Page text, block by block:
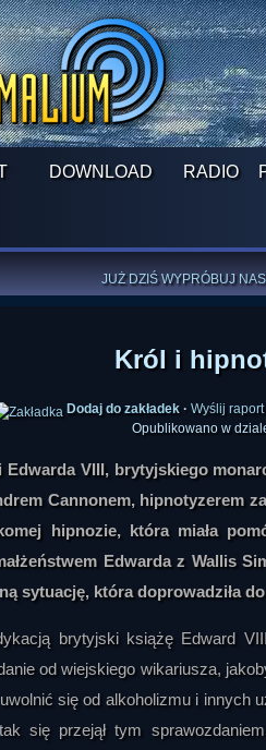
DOWNLOAD RADIO
SPRAWDŹ PROGRAM
JUŻ DZIŚ WYPRÓBUJ
PILNY APEL:PRZEKAŻ
Król i
Dodaj do zakładek · Wyślij raport
Opublikowano w
VIII, brytyjskiego
Cannonem, hipnotyzerem
hipnozie, która miała
Edwarda z Wallis
sytuację, która doprowadziła
brytyjski książę Edward
od wiejskiego wikariusza,
się od alkoholizmu i innych
się przejął tym